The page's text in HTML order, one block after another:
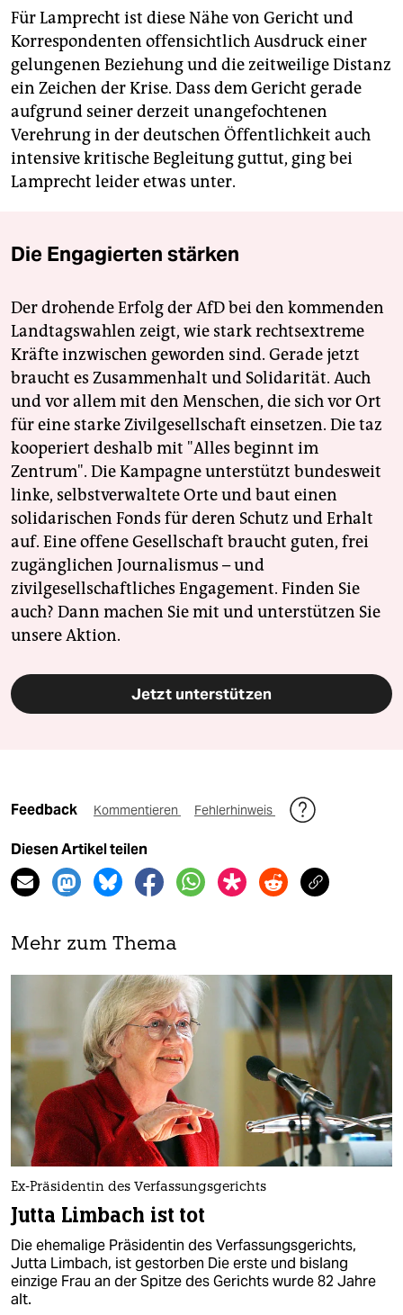
Für Lamprecht ist diese Nähe von Gericht und
Korrespondenten offensichtlich Ausdruck einer
gelungenen Beziehung und die zeitweilige Distanz
ein Zeichen der Krise. Dass dem Gericht gerade
aufgrund seiner derzeit unangefochtenen
Verehrung in der deutschen Öffentlichkeit auch
intensive kritische Begleitung guttut, ging bei
Lamprecht leider etwas unter.
Die Engagierten stärken
Der drohende Erfolg der AfD bei den kommenden
Landtagswahlen zeigt, wie stark rechtsextreme
Kräfte inzwischen geworden sind. Gerade jetzt
braucht es Zusammenhalt und Solidarität. Auch
und vor allem mit den Menschen, die sich vor Ort
für eine starke Zivilgesellschaft einsetzen. Die taz
kooperiert deshalb mit "Alles beginnt im
Zentrum". Die Kampagne unterstützt bundesweit
linke, selbstverwaltete Orte und baut einen
solidarischen Fonds für deren Schutz und Erhalt
auf. Eine offene Gesellschaft braucht guten, frei
zugänglichen Journalismus – und
zivilgesellschaftliches Engagement. Finden Sie
auch? Dann machen Sie mit und unterstützen Sie
unsere Aktion.
Jetzt unterstützen
Feedback Kommentieren Fehlerhinweis
Diesen Artikel teilen
Mehr zum Thema
Ex-Präsidentin des Verfassungsgerichts
Jutta Limbach ist tot
Die ehemalige Präsidentin des Verfassungsgerichts,
Jutta Limbach, ist gestorben Die erste und bislang
einzige Frau an der Spitze des Gerichts wurde 82 Jahre
alt.